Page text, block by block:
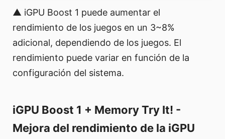
▲ iGPU Boost 1 puede aumentar el
rendimiento de los juegos en un 3~8%
adicional, dependiendo de los juegos. El
rendimiento puede variar en función de la
configuración del sistema.
iGPU Boost 1 + Memory Try It! -
Mejora del rendimiento de la iGPU